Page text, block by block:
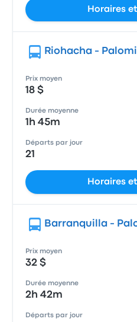
Horaires
Riohacha -
Prix moyen
18 $
Durée moyenne
1h 45m
Départs par jour
21
Horaires
Barranquilla -
Prix moyen
32 $
Durée moyenne
2h 42m
Départs par jour